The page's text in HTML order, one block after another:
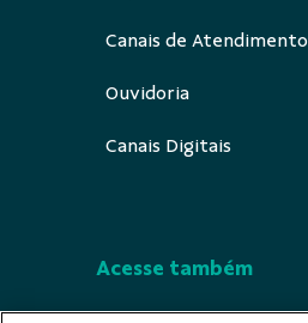
Canais de Atendimento
Ouvidoria
Canais Digitais
Acesse também